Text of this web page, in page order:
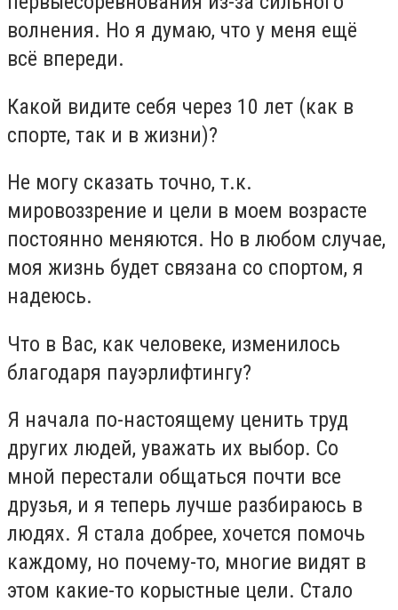
волнения. Но я думаю, что у меня ещё
всё впереди.
Какой видите себя через 10 лет (как в
спорте, так и в жизни)?
Не могу сказать точно, т.к.
мировоззрение и цели в моем возрасте
постоянно меняются. Но в любом случае,
моя жизнь будет связана со спортом, я
надеюсь.
Что в Вас, как человеке, изменилось
благодаря пауэрлифтингу?
Я начала по-настоящему ценить труд
других людей, уважать их выбор. Со
мной перестали общаться почти все
друзья, и я теперь лучше разбираюсь в
людях. Я стала добрее, хочется помочь
каждому, но почему-то, многие видят в
этом какие-то корыстные цели. Стало